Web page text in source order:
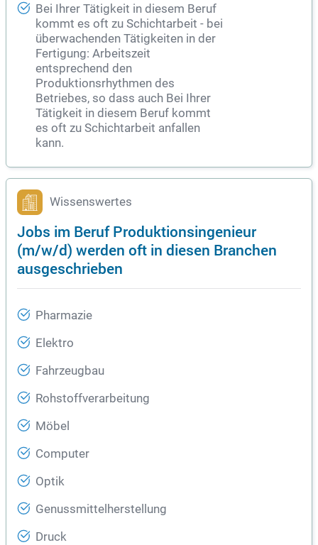
Bei Ihrer Tätigkeit in diesem Beruf
kommt es oft zu Schichtarbeit - bei
überwachenden Tätigkeiten in der
Fertigung: Arbeitszeit
entsprechend den
Produktionsrhythmen des
Betriebes, so dass auch Bei Ihrer
Tätigkeit in diesem Beruf kommt
es oft zu Schichtarbeit anfallen
kann.
Wissenswertes
Jobs im Beruf Produktionsingenieur
(m/w/d) werden oft in diesen Branchen
ausgeschrieben
Pharmazie
Elektro
Fahrzeugbau
Rohstoffverarbeitung
Möbel
Computer
Optik
Genussmittelherstellung
Druck